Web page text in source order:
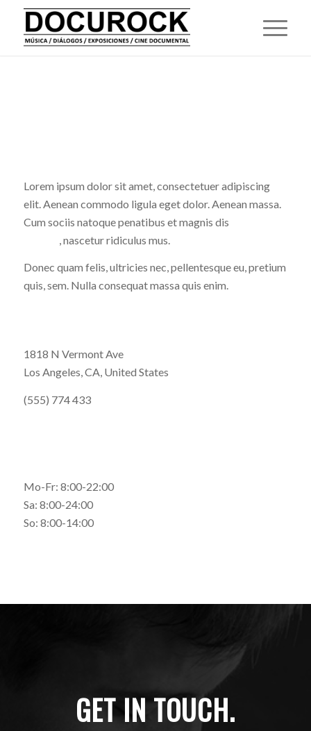
Lorem ipsum dolor sit amet, consectetuer adipiscing
elit. Aenean commodo ligula eget dolor. Aenean massa.
Cum sociis natoque penatibus et magnis dis
, nascetur ridiculus mus.
Donec quam felis, ultricies nec, pellentesque eu, pretium
quis, sem. Nulla consequat massa quis enim.
1818 N Vermont Ave
Los Angeles, CA, United States
(555) 774 433
Mo-Fr: 8:00-22:00
Sa: 8:00-24:00
So: 8:00-14:00
GET IN TOUCH.